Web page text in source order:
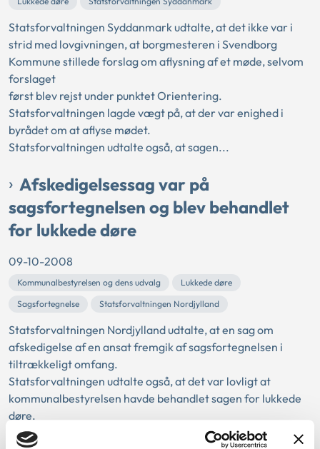
Statsforvaltningen Syddanmark udtalte, at det ikke var i
strid med lovgivningen, at borgmesteren i Svendborg
Kommune stillede forslag om aflysning af et møde, selvom
forslaget
først blev rejst under punktet Orientering.
Statsforvaltningen lagde vægt på, at der var enighed i
byrådet om at aflyse mødet.
Statsforvaltningen udtalte også, at sagen...
Afskedigelsessag var på
sagsfortegnelsen og blev behandlet
for lukkede døre
09-10-2008
Kommunalbestyrelsen og dens udvalg
Lukkede døre
Sagsfortegnelse
Statsforvaltningen Nordjylland
Statsforvaltningen Nordjylland udtalte, at en sag om
afskedigelse af en ansat fremgik af sagsfortegnelsen i
tiltrækkeligt omfang.
Statsforvaltningen udtalte også, at det var lovligt at
kommunalbestyrelsen havde behandlet sagen for lukkede
døre.